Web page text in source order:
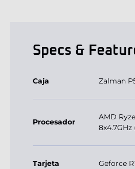
Specs &
Caja Zalman
Procesador
AMD
8x4.7GHz
Tarjeta
Geforce